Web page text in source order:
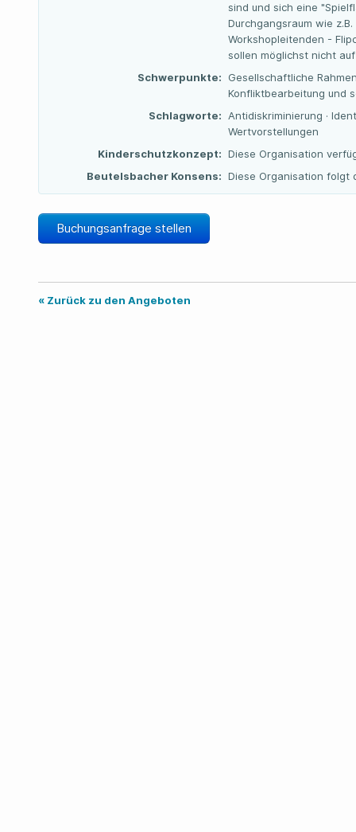
sind und sich eine
Durchgangsraum wie
Workshopleitenden -
sollen möglichst nicht
Schwerpunkte:
Gesellschaftliche
Konfliktbearbeitung und
Schlagworte:
Antidiskriminierung ·
Wertvorstellungen
Kinderschutzkonzept: Diese Organisation
Beutelsbacher Konsens: Diese Organisation folgt
Buchungsanfrage stellen
« Zurück zu den Angeboten